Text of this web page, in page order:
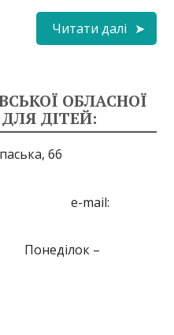
Читати далі
ОБЛАСНОЇ
ДІТЕЙ:
66
55 e-mail:
Понеділок –